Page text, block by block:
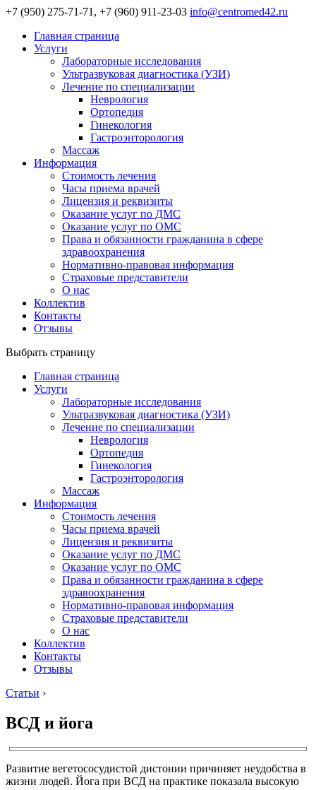
+7 (950) 275-71-71, +7 (960) 911-23-03 info@centromed42.ru
Главная страница
Услуги
Лабораторные исследования
Ультразвуковая диагностика (УЗИ)
Лечение по специализации
Неврология
Ортопедия
Гинекология
Гастроэнторология
Массаж
Информация
Стоимость лечения
Часы приема врачей
Лицензия и реквизиты
Оказание услуг по ДМС
Оказание услуг по ОМС
Права и обязанности гражданина в сфере
здравоохранения
Нормативно-правовая информация
Страховые представители
О нас
Коллектив
Контакты
Отзывы
Выбрать страницу
Главная страница
Услуги
Лабораторные исследования
Ультразвуковая диагностика (УЗИ)
Лечение по специализации
Неврология
Ортопедия
Гинекология
Гастроэнторология
Массаж
Информация
Стоимость лечения
Часы приема врачей
Лицензия и реквизиты
Оказание услуг по ДМС
Оказание услуг по ОМС
Права и обязанности гражданина в сфере
здравоохранения
Нормативно-правовая информация
Страховые представители
О нас
Коллектив
Контакты
Отзывы
Статьи ›
ВСД и йога
Развитие вегетососудистой дистонии причиняет неудобства в
жизни людей. Йога при ВСД на практике показала высокую